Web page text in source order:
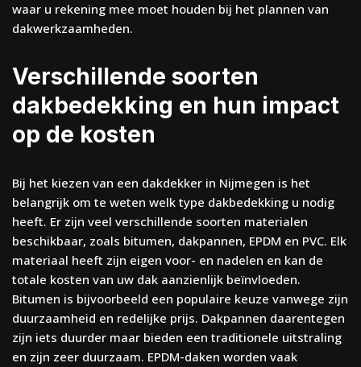
waar u rekening mee moet houden bij het plannen van
dakwerkzaamheden.
Verschillende soorten
dakbedekking en hun impact
op de kosten
Bij het kiezen van een dakdekker in Nijmegen is het
belangrijk om te weten welk type dakbedekking u nodig
heeft. Er zijn veel verschillende soorten materialen
beschikbaar, zoals bitumen, dakpannen, EPDM en PVC. Elk
materiaal heeft zijn eigen voor- en nadelen en kan de
totale kosten van uw dak aanzienlijk beïnvloeden.
Bitumen is bijvoorbeeld een populaire keuze vanwege zijn
duurzaamheid en redelijke prijs. Dakpannen daarentegen
zijn iets duurder maar bieden een traditionele uitstraling
en zijn zeer duurzaam. EPDM-daken worden vaak